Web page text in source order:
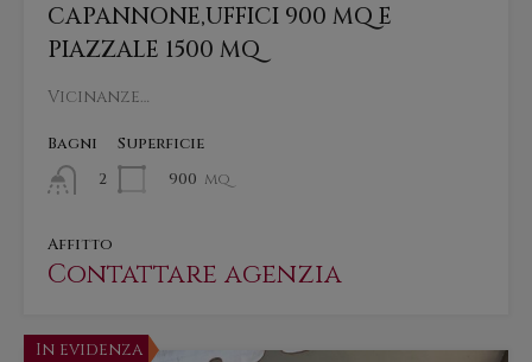
CAPANNONE,UFFICI 900 MQ E
PIAZZALE 1500 MQ
Vicinanze…
Bagni
2
Superficie
900 mq
Affitto
Contattare agenzia
In evidenza